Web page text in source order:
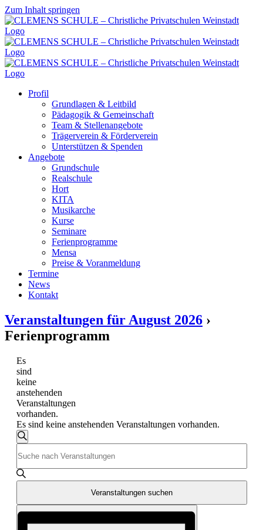
Zum Inhalt springen
Profil
Grundlagen & Leitbild
Pädagogik & Gemeinschaft
Team & Stellenangebote
Trägerverein & Förderverein
Unterstützen & Spenden
Angebote
Grundschule
Realschule
Hort
KITA
Musikarche
Kurse
Seminare
Ferienprogramme
Mensa
Preise & Voranmeldung
Termine
News
Kontakt
Veranstaltungen für August 2026 ›
Ferienprogramm
Es
sind
keine
anstehenden
Veranstaltungen
vorhanden.
Es sind keine anstehenden Veranstaltungen vorhanden.
Veranstaltungen
Suche
und
Ansichten,
Navigation
Suche
Schlüsselwort
eingeben.
Suche
Veranstaltungen
Schlüsselwort.
Veranstaltungen suchen
Veranstaltung
Ansichten-